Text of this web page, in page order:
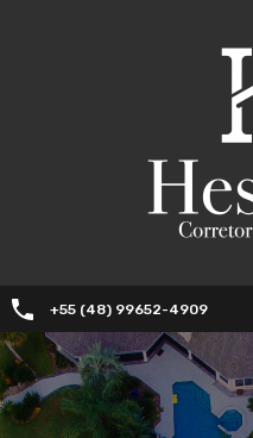
+55 (48) 99652-4909